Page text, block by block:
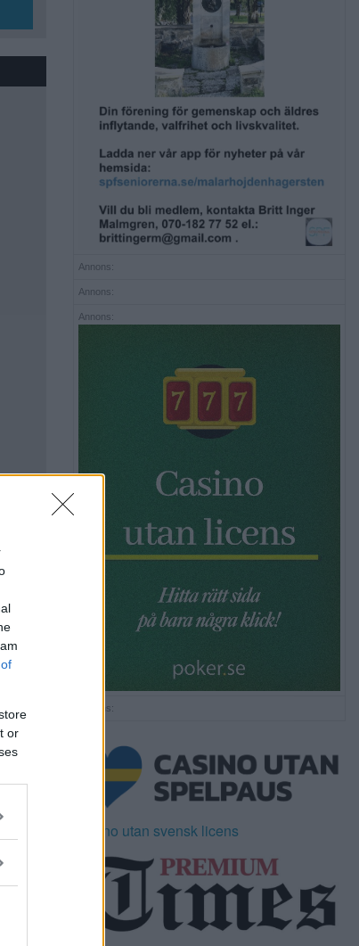
or
Annons:
Annons:
Annons:
Annons:
Casino utan svensk licens